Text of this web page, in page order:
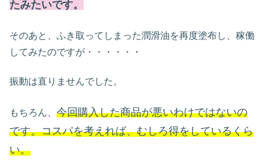
たみたいです。
そのあと、ふき取ってしまった潤滑油を再度塗布し、稼働
してみたのですが・・・・・・
振動は直りませんでした。
もちろん、 今回購入した商品が悪いわけではないの
です。コスパを考えれば、むしろ得をしているくら
い。